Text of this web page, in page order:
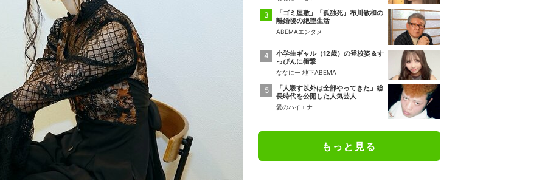
「ゴミ屋敷」「孤独死」布川敏和の
離婚後の絶望生活
ABEMAエンタメ
小学生ギャル（12歳）の登校姿＆す
っぴんに衝撃
ななにー 地下ABEMA
「人殺す以外は全部やってきた」総
長時代を公開した人気芸人
愛のハイエナ
もっと見る